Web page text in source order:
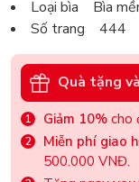
Loại bìa Bìa
Số trang 444
Quà tặng
Giảm 10% cho
Miễn phí giao
500.000 VNĐ.